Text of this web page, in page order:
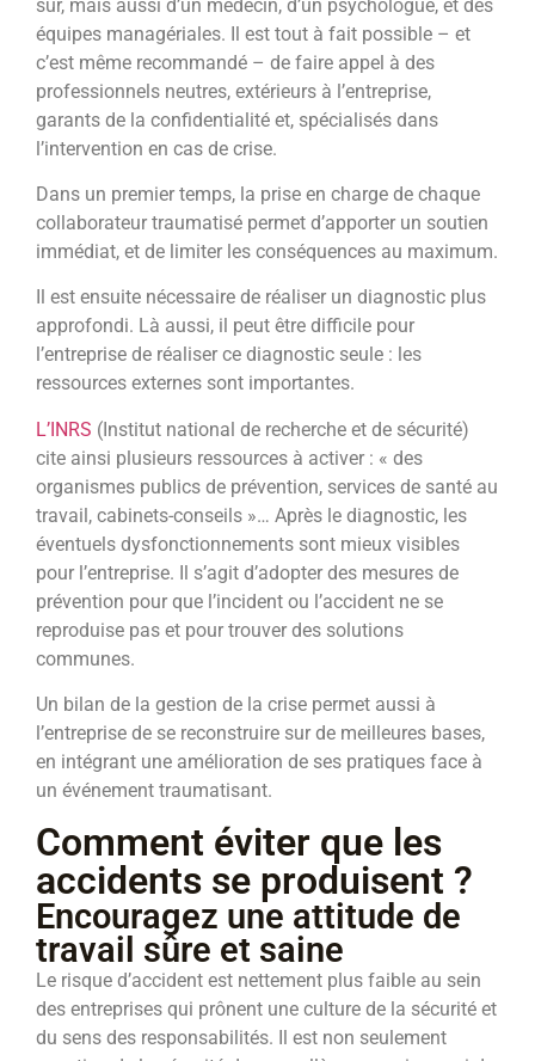
sûr, mais aussi d’un médecin, d’un psychologue, et des
équipes managériales. Il est tout à fait possible – et
c’est même recommandé – de faire appel à des
professionnels neutres, extérieurs à l’entreprise,
garants de la confidentialité et, spécialisés dans
l’intervention en cas de crise.
Dans un premier temps, la prise en charge de chaque
collaborateur traumatisé permet d’apporter un soutien
immédiat, et de limiter les conséquences au maximum.
Il est ensuite nécessaire de réaliser un diagnostic plus
approfondi. Là aussi, il peut être difficile pour
l’entreprise de réaliser ce diagnostic seule : les
ressources externes sont importantes.
L’INRS (Institut national de recherche et de sécurité)
cite ainsi plusieurs ressources à activer : « des
organismes publics de prévention, services de santé au
travail, cabinets-conseils »… Après le diagnostic, les
éventuels dysfonctionnements sont mieux visibles
pour l’entreprise. Il s’agit d’adopter des mesures de
prévention pour que l’incident ou l’accident ne se
reproduise pas et pour trouver des solutions
communes.
Un bilan de la gestion de la crise permet aussi à
l’entreprise de se reconstruire sur de meilleures bases,
en intégrant une amélioration de ses pratiques face à
un événement traumatisant.
Comment éviter que les
accidents se produisent ?
Encouragez une attitude de
travail sûre et saine
Le risque d’accident est nettement plus faible au sein
des entreprises qui prônent une culture de la sécurité et
du sens des responsabilités. Il est non seulement